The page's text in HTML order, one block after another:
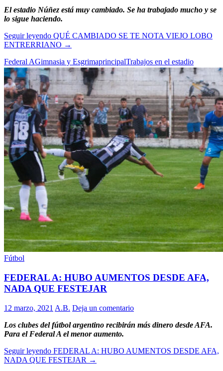
El estadio Núñez está muy cambiado. Se ha trabajado mucho y se
lo sigue haciendo.
Seguir leyendo QUÉ CAMBIADO SE TE NOTA VIEJO LOBO
ENTRERRIANO →
Federal AGimnasia y EsgrimaprincipalTrabajos en el estadio
Fútbol
FEDERAL A: HUBO AUMENTOS DESDE AFA,
NADA QUE FESTEJAR
12 marzo, 2021 A.B. Deja un comentario
Los clubes del fútbol argentino recibirán más dinero desde AFA.
Para el Federal A el menor aumento.
Seguir leyendo FEDERAL A: HUBO AUMENTOS DESDE AFA,
NADA QUE FESTEJAR →